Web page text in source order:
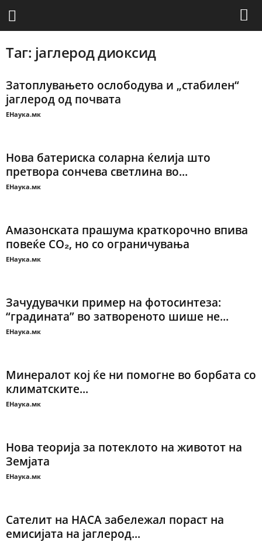
Таг: јаглерод диоксид
Затоплувањето ослободува и „стабилен“
јаглерод од почвата
ЕНаука.мк
Нова батериска соларна ќелија што
претвора сончева светлина во...
ЕНаука.мк
Амазонската прашума краткорочно впива
повеќе CO₂, но со ограничувања
ЕНаука.мк
Зачудувачки пример на фотосинтеза:
“градината” во затвореното шише не...
ЕНаука.мк
Минералот кој ќе ни помогне во борбата со
климатските...
ЕНаука.мк
Нова теорија за потеклото на животот на
Земјата
ЕНаука.мк
Сателит на НАСА забележал пораст на
емисијата на јаглерод...